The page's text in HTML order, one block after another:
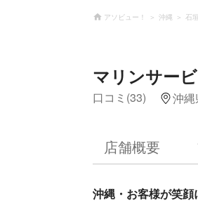
アソビュー！ 沖縄 石
マリンサー
口コミ(33) 沖縄
店舗概要
沖縄・お客様が笑